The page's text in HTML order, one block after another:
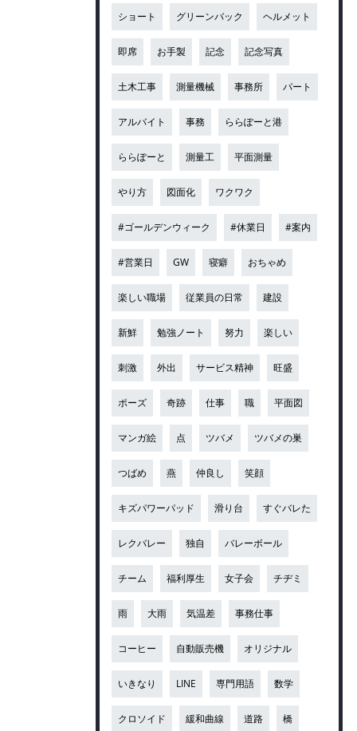
ショート グリーンバック ヘルメット
即席 お手製 記念 記念写真
土木工事 測量機械 事務所 パート
アルバイト 事務 ららぽーと港
ららぽーと 測量工 平面測量
やり方 図面化 ワクワク
#ゴールデンウィーク #休業日 #案内
#営業日 GW 寝癖 おちゃめ
楽しい職場 従業員の日常 建設
新鮮 勉強ノート 努力 楽しい
刺激 外出 サービス精神 旺盛
ポーズ 奇跡 仕事 職 平面図
マンガ絵 点 ツバメ ツバメの巣
つばめ 燕 仲良し 笑顔
キズパワーパッド 滑り台 すぐバレた
レクバレー 独自 バレーボール
チーム 福利厚生 女子会 チヂミ
雨 大雨 気温差 事務仕事
コーヒー 自動販売機 オリジナル
いきなり LINE 専門用語 数学
クロソイド 緩和曲線 道路 橋